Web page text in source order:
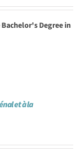
Bachelor's Degree in
et à la